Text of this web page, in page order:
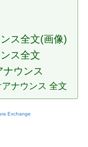
ス全文(画像)
ス全文
ウンス
ナウンス 全文
Exchange